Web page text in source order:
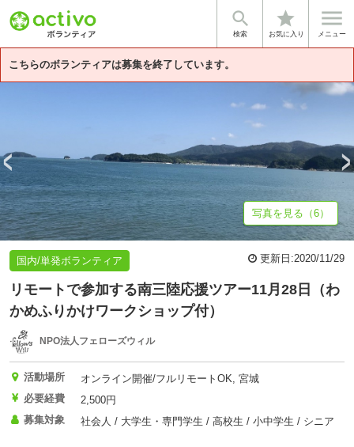

検索
star
お気に入り

メニュー
こちらのボランティアは募集を終了しています。
基本情報 募集詳細 法人情報
写真を見る（6）
国内/単発ボランティア 更新日:2020/11/29
リモートで参加する南三陸応援ツアー11月28日（わ
かめふりかけワークショップ付）
NPO法人フェローズウィル
活動場所
オンライン開催/フルリモートOK, 宮城
必要経費
2,500円
募集対象
社会人 / 大学生・専門学生 / 高校生 / 小中学生 / シニア